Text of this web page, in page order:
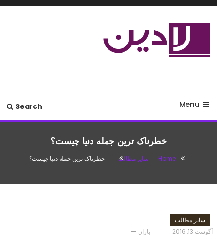
Skip
Menu
Search
خطرناک ترین جمله دنیا چیست؟
Home سایر مطالب خطرناک ترین جمله دنیا چیست؟
سایر مطالب
آگوست 13, 2016
باران